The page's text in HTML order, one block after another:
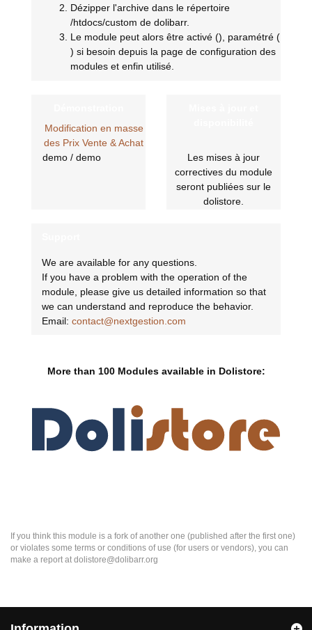
Dézipper l'archive dans le répertoire
/htdocs/custom de dolibarr.
Le module peut alors être activé (), paramétré (
) si besoin depuis la page de configuration des
modules et enfin utilisé.
Modification en masse
des Prix Vente & Achat
demo / demo
Les mises à jour
correctives du module
seront publiées sur le
dolistore.
We are available for any questions.
If you have a problem with the operation of the
module, please give us detailed information so that
we can understand and reproduce the behavior.
Email: contact@nextgestion.com
More than 100 Modules available in Dolistore:
If you think this module is a fork of another one (published after the first one)
or violates some terms or conditions of use (for users or vendors), you can
make a report at dolistore@dolibarr.org